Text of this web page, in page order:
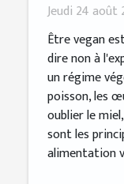
Jeudi 24 août
Être vegan
dire non à
un régime
poisson, les
oublier le
sont les
alimentation